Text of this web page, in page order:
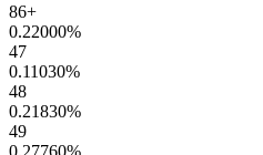
86+
0.22000%
47
0.11030%
48
0.21830%
49
0.27760%